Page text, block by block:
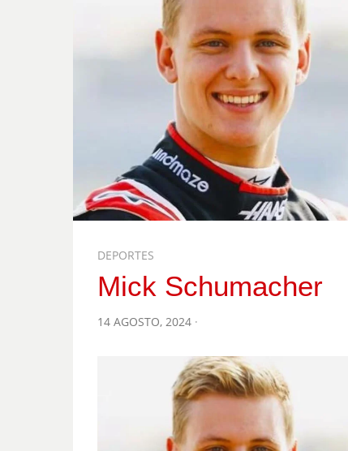
DEPORTES
Mick Schumacher
POSTED
14 AGOSTO, 2024